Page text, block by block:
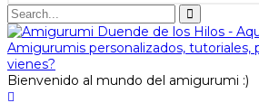
Bienvenido al mundo del amigurumi :)